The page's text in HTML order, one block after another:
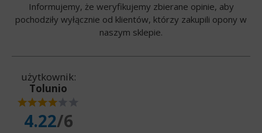
Informujemy, że weryfikujemy zbierane opinie, aby
pochodziły wyłącznie od klientów, którzy zakupili opony w
naszym sklepie.
użytkownik:
Tolunio
4.22/6